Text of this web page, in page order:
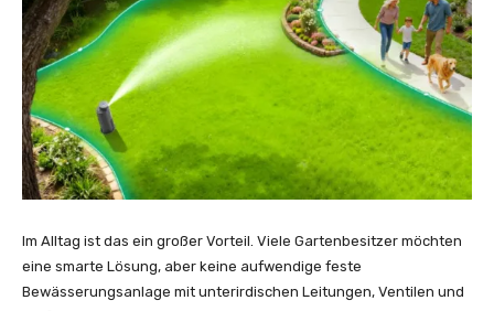
Im Alltag ist das ein großer Vorteil. Viele Gartenbesitzer möchten
eine smarte Lösung, aber keine aufwendige feste
Bewässerungsanlage mit unterirdischen Leitungen, Ventilen und